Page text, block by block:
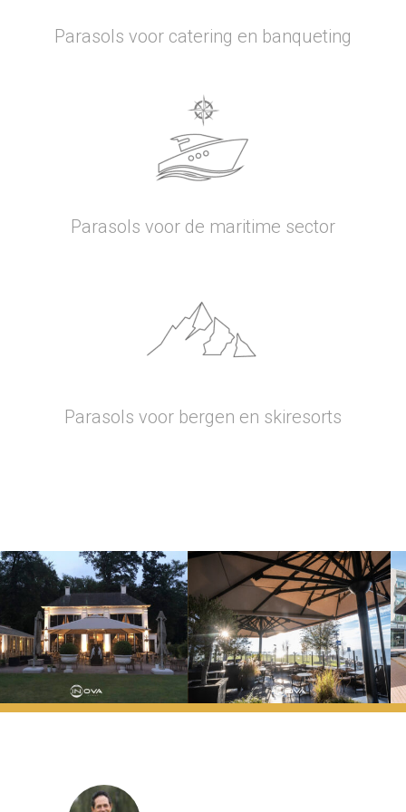
Parasols voor catering en banqueting
Parasols voor de maritime sector
Parasols voor bergen en skiresorts